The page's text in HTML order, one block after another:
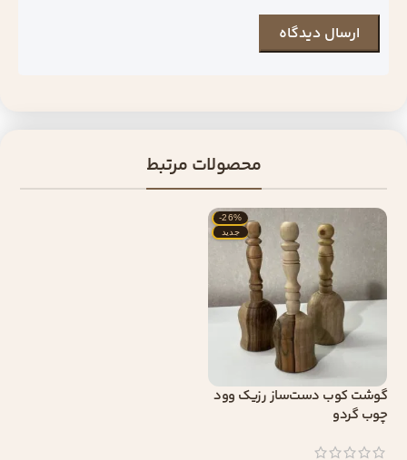
محصولات مرتبط
-26%
جدید
گوشت کوب دست‌ساز رزیک وود
چوب گردو